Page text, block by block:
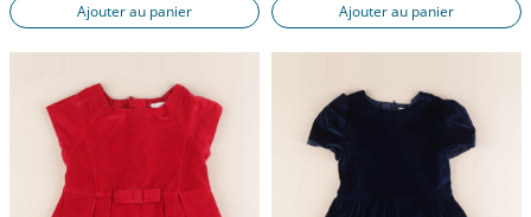
Ajouter au panier Ajouter au panier